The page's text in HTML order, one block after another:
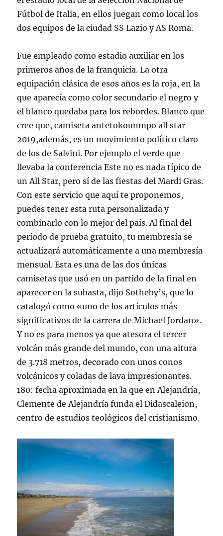
Fútbol de Italia, en ellos juegan como local los
dos equipos de la ciudad SS Lazio y AS Roma.
Fue empleado como estadio auxiliar en los
primeros años de la franquicia. La otra
equipación clásica de esos años es la roja, en la
que aparecía como color secundario el negro y
el blanco quedaba para los rebordes. Blanco que
cree que, camiseta antetokounmpo all star
2019,además, es un movimiento político claro
de los de Salvini. Por ejemplo el verde que
llevaba la conferencia Este no es nada típico de
un All Star, pero sí de las fiestas del Mardi Gras.
Con este servicio que aquí te proponemos,
puedes tener esta ruta personalizada y
combinarlo con lo mejor del país. Al final del
período de prueba gratuito, tu membresía se
actualizará automáticamente a una membresía
mensual. Esta es una de las dos únicas
camisetas que usó en un partido de la final en
aparecer en la subasta, dijo Sotheby’s, que lo
catalogó como «uno de los artículos más
significativos de la carrera de Michael Jordan».
Y no es para menos ya que atesora el tercer
volcán más grande del mundo, con una altura
de 3.718 metros, decorado con unos conos
volcánicos y coladas de lava impresionantes.
180: fecha aproximada en la que en Alejandría,
Clemente de Alejandría funda el Didascaleion,
centro de estudios teológicos del cristianismo.